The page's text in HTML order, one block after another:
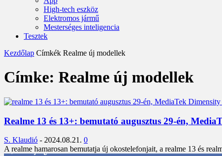
High-tech eszköz
Elektromos jármű
Mesterséges inteligencia
Tesztek
Kezdőlap Címkék Realme új modellek
Címke: Realme új modellek
Realme 13 és 13+: bemutató augusztus 29-én,
S. Klaudió - 2024.08.21. 0
A realme hamarosan bemutatja új okostelefonjait, a realme 13 és
3,452 Rajongók